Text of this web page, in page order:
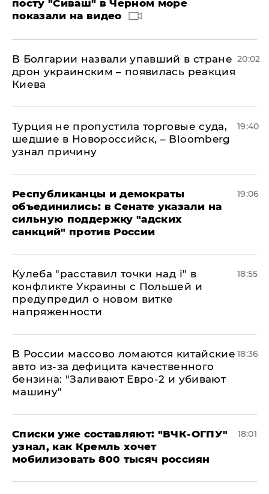
посту "Сиваш" в Черном море
показали на видео
В Болгарии назвали упавший в стране
дрон украинским – появилась реакция
Киева
20:02
Турция не пропустила торговые суда,
шедшие в Новороссийск, – Bloomberg
узнал причину
19:40
Республиканцы и демократы
объединились: в Сенате указали на
сильную поддержку "адских
санкций" против России
19:06
Кулеба "расставил точки над і" в
конфликте Украины с Польшей и
предупредил о новом витке
напряженности
18:55
В России массово ломаются китайские
авто из-за дефицита качественного
бензина: "Заливают Евро-2 и убивают
машину"
18:36
Списки уже составляют: "ВЧК-ОГПУ"
узнал, как Кремль хочет
мобилизовать 800 тысяч россиян
18:01